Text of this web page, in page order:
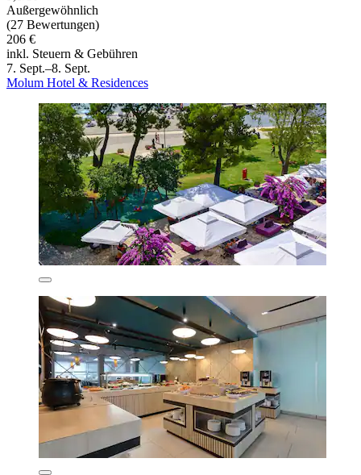
Außergewöhnlich
(27 Bewertungen)
206 €
inkl. Steuern & Gebühren
7. Sept.–8. Sept.
Molum Hotel & Residences